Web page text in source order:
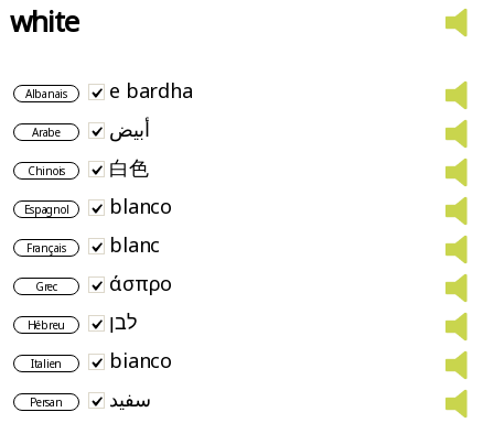
white
Albanais e bardha
Arabe أبيض
Chinois 白色
Espagnol blanco
Français blanc
Grec άσπρο
Hébreu לבן
Italien bianco
Persan سفید